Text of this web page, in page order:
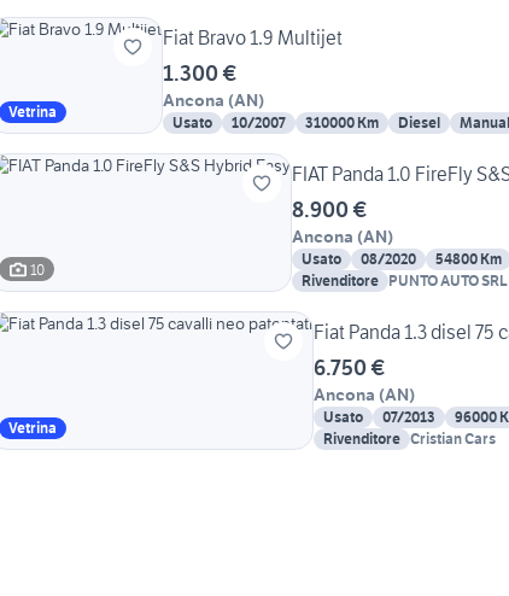
Vetrina
Fiat Bravo 1.9 Multijet
1.300 €
Ancona (AN)
Usato 10/2007 310000 Km Diesel
10
FIAT Panda 1.0 FireFly
8.900 €
Ancona (AN)
Usato 08/2020 54800 Km
Rivenditore PUNTO AUTO SRL
Vetrina
Fiat Panda 1.3 disel 75
6.750 €
Ancona (AN)
Usato 07/2013 96000
Rivenditore Cristian Cars